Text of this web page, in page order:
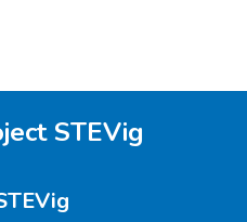
STEVig